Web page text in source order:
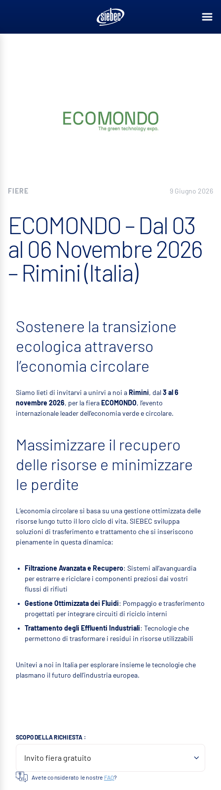
FIERE 9 Giugno 2026
ECOMONDO – Dal 03
al 06 Novembre 2026
– Rimini (Italia)
Sostenere la transizione
ecologica attraverso
l’economia circolare
Siamo lieti di invitarvi a unirvi a noi aRimini, dal3 al 6
novembre 2026, per la fieraECOMONDO, l’evento
internazionale leader dell’economia verde e circolare.
Massimizzare il recupero
delle risorse e minimizzare
le perdite
L’economia circolare si basa su una gestione ottimizzata delle
risorse lungo tutto il loro ciclo di vita. SIEBEC sviluppa
soluzioni di trasferimento e trattamento che si inseriscono
pienamente in questa dinamica:
Filtrazione Avanzata e Recupero: Sistemi all’avanguardia
per estrarre e riciclare i componenti preziosi dai vostri
flussi di rifiuti
Gestione Ottimizzata dei Fluidi: Pompaggio e trasferimento
progettati per integrare circuiti di riciclo interni
Trattamento degli Effluenti Industriali: Tecnologie che
permettono di trasformare i residui in risorse utilizzabili
Unitevi a noi in Italia per esplorare insieme le tecnologie che
plasmano il futuro dell’industria europea.
SCOPO DELLA RICHIESTA :
Avete considerato le nostre FAQ?